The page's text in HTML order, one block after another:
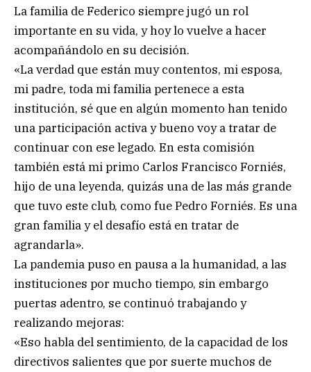
La familia de Federico siempre jugó un rol
importante en su vida, y hoy lo vuelve a hacer
acompañándolo en su decisión.
«La verdad que están muy contentos, mi esposa,
mi padre, toda mi familia pertenece a esta
institución, sé que en algún momento han tenido
una participación activa y bueno voy a tratar de
continuar con ese legado. En esta comisión
también está mi primo Carlos Francisco Forniés,
hijo de una leyenda, quizás una de las más grande
que tuvo este club, como fue Pedro Forniés. Es una
gran familia y el desafío está en tratar de
agrandarla».
La pandemia puso en pausa a la humanidad, a las
instituciones por mucho tiempo, sin embargo
puertas adentro, se continuó trabajando y
realizando mejoras:
«Eso habla del sentimiento, de la capacidad de los
directivos salientes que por suerte muchos de